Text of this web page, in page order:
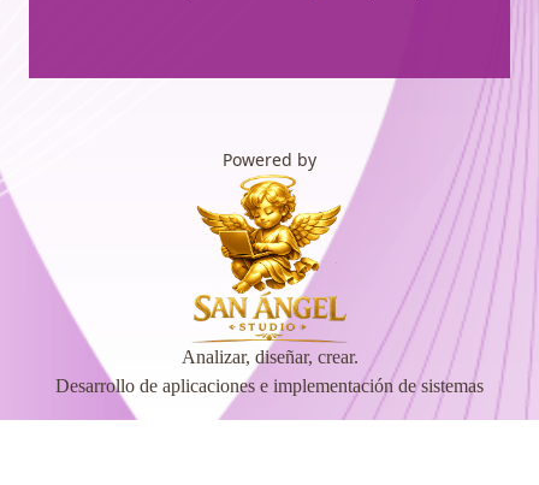
Powered by
Analizar, diseñar, crear.
Desarrollo de aplicaciones e implementación de sistemas